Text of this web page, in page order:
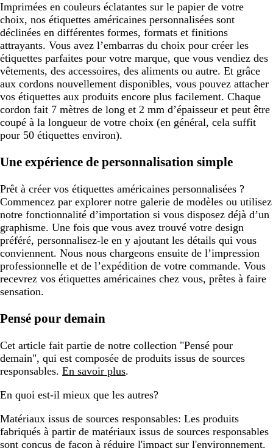
Imprimées en couleurs éclatantes sur le papier de votre
choix, nos étiquettes américaines personnalisées sont
déclinées en différentes formes, formats et finitions
attrayants. Vous avez l’embarras du choix pour créer les
étiquettes parfaites pour votre marque, que vous vendiez des
vêtements, des accessoires, des aliments ou autre. Et grâce
aux cordons nouvellement disponibles, vous pouvez attacher
vos étiquettes aux produits encore plus facilement. Chaque
cordon fait 7 mètres de long et 2 mm d’épaisseur et peut être
coupé à la longueur de votre choix (en général, cela suffit
pour 50 étiquettes environ).
Une expérience de personnalisation simple
Prêt à créer vos étiquettes américaines personnalisées ?
Commencez par explorer notre galerie de modèles ou utilisez
notre fonctionnalité d’importation si vous disposez déjà d’un
graphisme. Une fois que vous avez trouvé votre design
préféré, personnalisez-le en y ajoutant les détails qui vous
conviennent. Nous nous chargeons ensuite de l’impression
professionnelle et de l’expédition de votre commande. Vous
recevrez vos étiquettes américaines chez vous, prêtes à faire
sensation.
Pensé pour demain
Cet article fait partie de notre collection "Pensé pour
demain", qui est composée de produits issus de sources
responsables. En savoir plus.
En quoi est-il mieux que les autres?
Matériaux issus de sources responsables: Les produits
fabriqués à partir de matériaux issus de sources responsables
sont conçus de façon à réduire l'impact sur l'environnement.